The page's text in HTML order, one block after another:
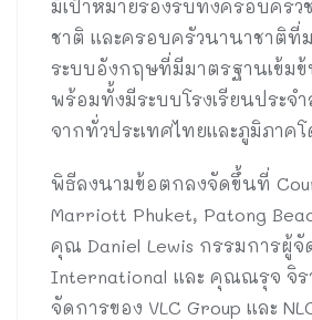
มีเป้าหมายรองรับทั้งครอบครัว
ชาติ และครอบครัวนานาชาติที่
ระบบอังกฤษที่มีมาตรฐานเข้ม
พร้อมทั้งมีระบบโรงเรียนประจ
จากทั่วประเทศไทยและภูมิภาค
พิธีลงนามข้อตกลงจัดขึ้นที่
Marriott Phuket, Patong
คุณ Daniel Lewis กรรมการผู้จั
International และ คุณณรุจ จิร
จัดการของ VLC Group และ